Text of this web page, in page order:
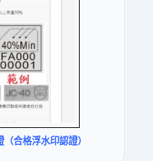
合格浮水印認證）